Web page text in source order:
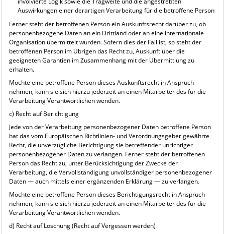
Auswirkungen einer derartigen Verarbeitung für die betroffene Person
Ferner steht der betroffenen Person ein Auskunftsrecht darüber zu, ob
personenbezogene Daten an ein Drittland oder an eine internationale
Organisation übermittelt wurden. Sofern dies der Fall ist, so steht der
betroffenen Person im Übrigen das Recht zu, Auskunft über die
geeigneten Garantien im Zusammenhang mit der Übermittlung zu
erhalten.
Möchte eine betroffene Person dieses Auskunftsrecht in Anspruch
nehmen, kann sie sich hierzu jederzeit an einen Mitarbeiter des für die
Verarbeitung Verantwortlichen wenden.
c) Recht auf Berichtigung
Jede von der Verarbeitung personenbezogener Daten betroffene Person
hat das vom Europäischen Richtlinien- und Verordnungsgeber gewährte
Recht, die unverzügliche Berichtigung sie betreffender unrichtiger
personenbezogener Daten zu verlangen. Ferner steht der betroffenen
Person das Recht zu, unter Berücksichtigung der Zwecke der
Verarbeitung, die Vervollständigung unvollständiger personenbezogener
Daten — auch mittels einer ergänzenden Erklärung — zu verlangen.
Möchte eine betroffene Person dieses Berichtigungsrecht in Anspruch
nehmen, kann sie sich hierzu jederzeit an einen Mitarbeiter des für die
Verarbeitung Verantwortlichen wenden.
d) Recht auf Löschung (Recht auf Vergessen werden)